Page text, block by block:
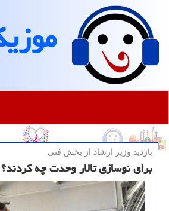
بازدید وزیر ارشاد از بخش فنی
برای نوسازی تالار وحدت چه كردند؟